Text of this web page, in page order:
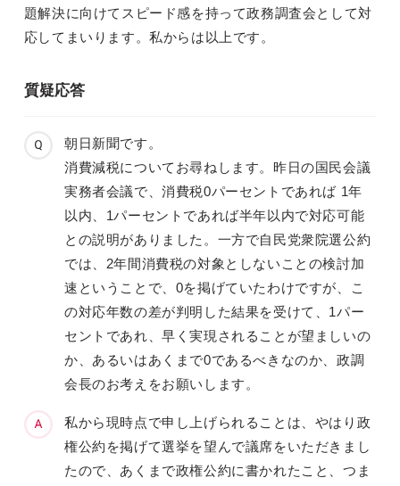
題解決に向けてスピード感を持って政務調査会として対
応してまいります。私からは以上です。
質疑応答
朝日新聞です。
消費減税についてお尋ねします。昨日の国民会議
実務者会議で、消費税0パーセントであれば 1年
以内、1パーセントであれば半年以内で対応可能
との説明がありました。一方で自民党衆院選公約
では、2年間消費税の対象としないことの検討加
速ということで、0を掲げていたわけですが、こ
の対応年数の差が判明した結果を受けて、1パー
セントであれ、早く実現されることが望ましいの
か、あるいはあくまで0であるべきなのか、政調
会長のお考えをお願いします。
私から現時点で申し上げられることは、やはり政
権公約を掲げて選挙を望んで議席をいただきまし
たので、あくまで政権公約に書かれたこと、つま